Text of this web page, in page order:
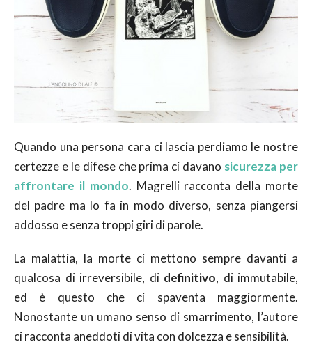
Quando una persona cara ci lascia perdiamo le nostre
certezze e le difese che prima ci davano sicurezza per
affrontare il mondo. Magrelli racconta della morte
del padre ma lo fa in modo diverso, senza piangersi
addosso e senza troppi giri di parole.
La malattia, la morte ci mettono sempre davanti a
qualcosa di irreversibile, di definitivo, di immutabile,
ed è questo che ci spaventa maggiormente.
Nonostante un umano senso di smarrimento, l’autore
ci racconta aneddoti di vita con dolcezza e sensibilità.